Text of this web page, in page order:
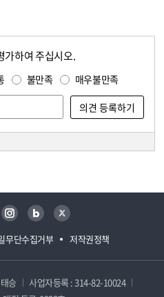
가하여 주십시오.
불만족 매우불만족
무단수집거부 저작권정책
인스타그램 블로그 트위터
승
사업자등록 : 314-82-10024